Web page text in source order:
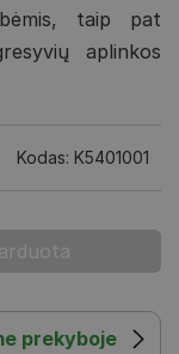
taip pat
aplinkos
Kodas: K5401001
prekyboje